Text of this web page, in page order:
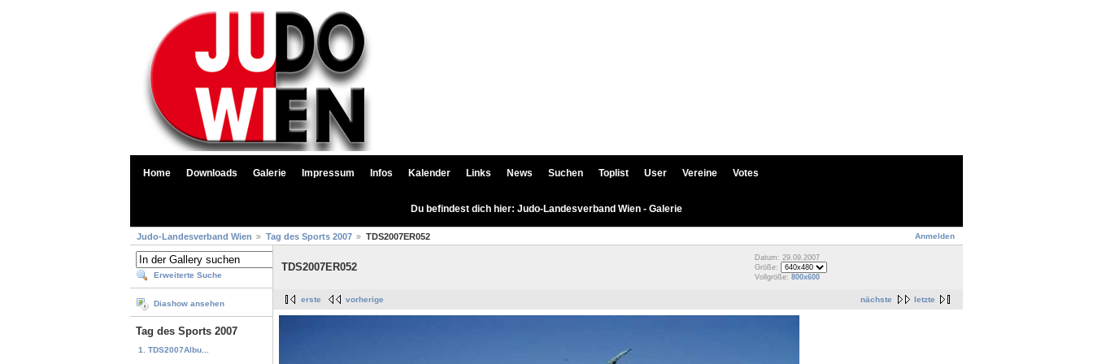
Home Downloads Galerie Impressum Infos Kalender Links News Suchen Toplist User Vereine Votes
Du befindest dich hier: Judo-Landesverband Wien - Galerie
Anmelden
Judo-Landesverband Wien Tag des Sports 2007 TDS2007ER052
Erweiterte Suche
Diashow ansehen
Tag des Sports 2007
1. TDS2007Albu...
TDS2007ER052
Datum: 29.09.2007
Größe:
Vollgröße: 800x600
nächste letzte
erste vorherige